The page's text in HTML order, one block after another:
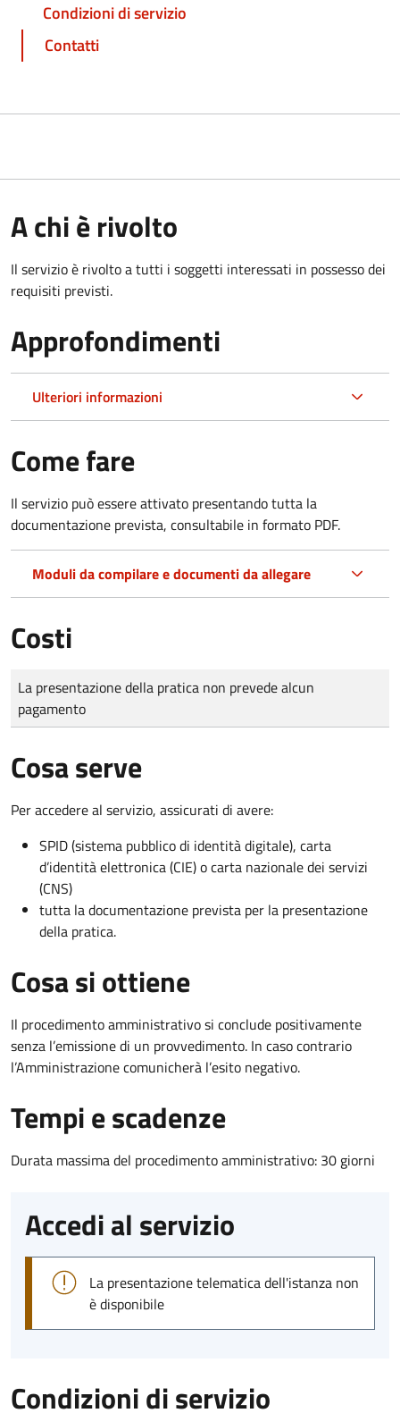
Condizioni di servizio
Contatti
A chi è rivolto
Il servizio è rivolto a tutti i soggetti interessati in possesso dei
requisiti previsti.
Approfondimenti
Ulteriori informazioni
Come fare
Il servizio può essere attivato presentando tutta la
documentazione prevista, consultabile in formato PDF.
Moduli da compilare e documenti da allegare
Costi
Tipo di pagamento
Importo
La presentazione della pratica non prevede alcun
pagamento
Cosa serve
Per accedere al servizio, assicurati di avere:
SPID (sistema pubblico di identità digitale), carta
d’identità elettronica (CIE) o carta nazionale dei servizi
(CNS)
tutta la documentazione prevista per la presentazione
della pratica.
Cosa si ottiene
Il procedimento amministrativo si conclude positivamente
senza l’emissione di un provvedimento. In caso contrario
l’Amministrazione comunicherà l’esito negativo.
Tempi e scadenze
Durata massima del procedimento amministrativo: 30 giorni
Accedi al servizio
La presentazione telematica dell'istanza non
è disponibile
Condizioni di servizio